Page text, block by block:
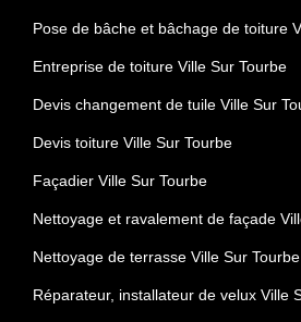
Pose de bâche et bâchage de toiture
Entreprise de toiture Ville Sur Tourbe
Devis changement de tuile Ville Sur
Devis toiture Ville Sur Tourbe
Façadier Ville Sur Tourbe
Nettoyage et ravalement de façade
Nettoyage de terrasse Ville Sur Tourbe
Réparateur, installateur de velux Ville